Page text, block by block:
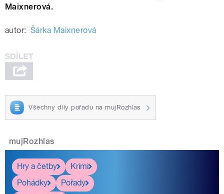
Maixnerová.
autor: Šárka Maixnerová
Všechny díly pořadu na mujRozhlas
mujRozhlas
Hry a četby
Krimi
Pohádky
Pořady